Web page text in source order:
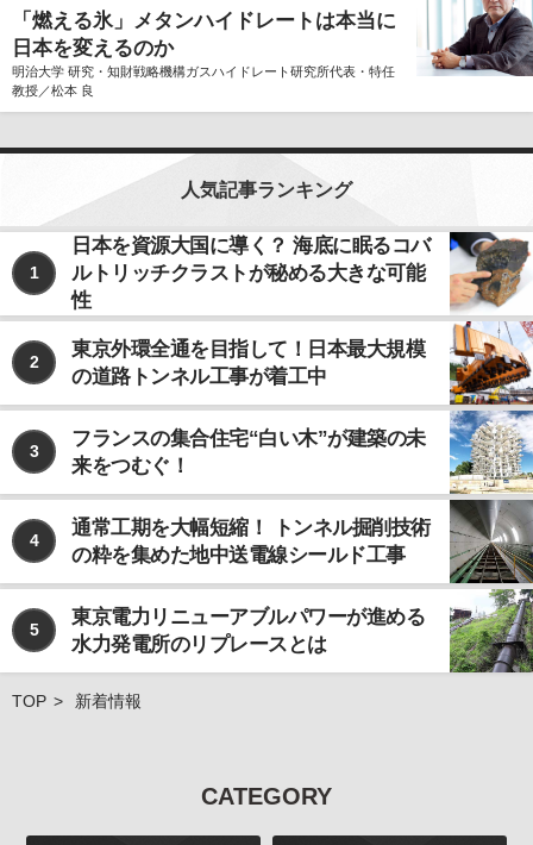
お客様よりご提供いただきました個人情報は、その利
用目的の達成に必要な範囲内において、正確かつ最新
の内容に保つよう努力するものとします。
を、上記ならびに下記に該当する場合を除いて、お客
様の事前のご同意をいただくことなく、お客様よりご
提供いただいた個人情報を第三者に開示、提供いたし
ません。
利用目的の遂行のため、個人情報の取り扱いを第
法令に基づく場合
なお、個人情報の取り扱いを第三者に委託する場合で
あっても、お客様の個人情報の安全管理が図れるよ
う、当社は当該委託先に対して、必要かつ適切な監督
を行います。
ご注意
当社が運営するインターネット上のwebサイトには、
外部へのリンクが含まれている場合があります。この
ような外部のwebサイトにおいてのお客様の個人情報
のでご注意ください。 また、当社が発行する雑誌等の
商品において、広告などにより当社以外の第三者が独
自に個人情報を収集する場合がございます。このよう
な場合のお客様の個人情報の取り扱いにつきまして
お問合せについて
定めるところにより、お客様より、その利用目的、開
「燃える氷」メタンハイドレートは本当に
日本を変えるのか
明治大学 研究・知財戦略機構ガスハイドレート研究所代表・特任
教授／松本 良
人気記事ランキング
1
日本を資源大国に導く？ 海底に眠るコバ
ルトリッチクラストが秘める大きな可能
性
2
東京外環全通を目指して！日本最大規模
の道路トンネル工事が着工中
3
フランスの集合住宅“白い木”が建築の未
来をつむぐ！
4
通常工期を大幅短縮！ トンネル掘削技術
の粋を集めた地中送電線シールド工事
5
東京電力リニューアブルパワーが進める
水力発電所のリプレースとは
TOP 新着情報
CATEGORY